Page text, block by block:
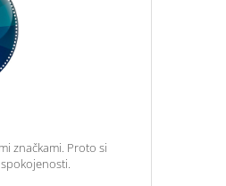
značkami. Proto si